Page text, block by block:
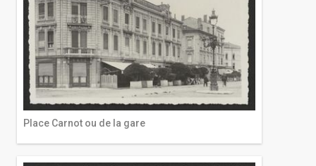
Place Carnot ou de la gare